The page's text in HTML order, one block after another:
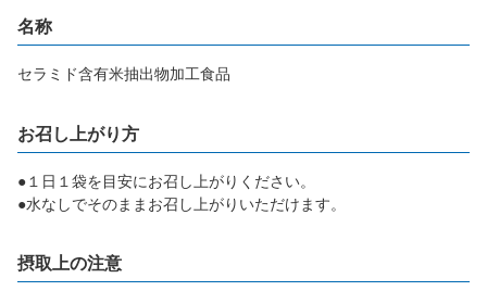
名称
セラミド含有米抽出物加工食品
お召し上がり方
●１日１袋を目安にお召し上がりください。
●水なしでそのままお召し上がりいただけます。
摂取上の注意